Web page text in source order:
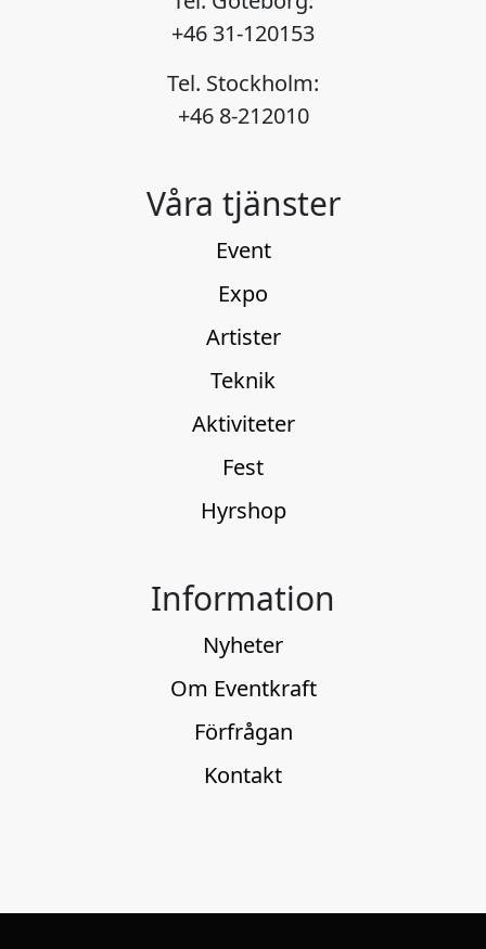
+46 31-120153
Tel. Stockholm:
+46 8-212010
Våra tjänster
Event
Expo
Artister
Teknik
Aktiviteter
Fest
Hyrshop
Information
Nyheter
Om Eventkraft
Förfrågan
Kontakt